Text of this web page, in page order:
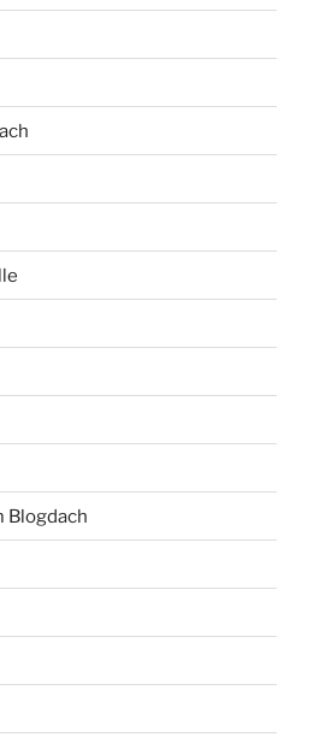
Blogdach